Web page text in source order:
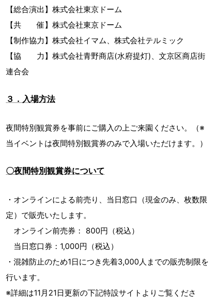
【総合演出】株式会社東京ドーム
【共 催】株式会社東京ドーム
【制作協力】株式会社イマム、株式会社テルミック
【協 力】株式会社青野商店(水府提灯)、⽂京区商店街
連合会
３．入場方法
夜間特別観賞券を事前にご購入の上ご来園ください。（※
当イベントは夜間特別観賞券のみで入場いただけます。）
〇夜間特別観賞券について
・オンラインによる前売り、当日窓口（現金のみ、枚数限
定）で販売いたします。
オンライン前売券： 800円（税込）
当日窓口券：1,000円（税込）
・混雑防止のため1日につき先着3,000人までの販売制限を
行います。
※詳細は11月21日更新の下記特設サイトよりご覧くださ